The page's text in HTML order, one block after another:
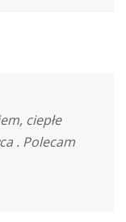
ciepłe
. Polecam